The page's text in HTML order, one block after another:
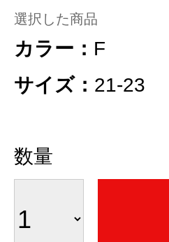
選択した商品
カラー： F
サイズ： 21-23
数量